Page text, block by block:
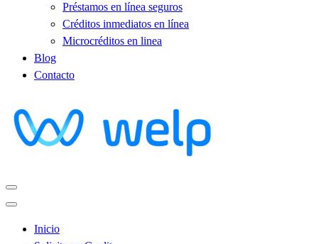
Préstamos en línea seguros
Créditos inmediatos en línea
Microcréditos en linea
Blog
Contacto
Inicio